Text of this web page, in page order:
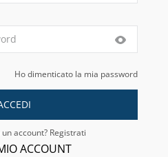
Ho dimenticato la mia password
account? Registrati
ACCOUNT